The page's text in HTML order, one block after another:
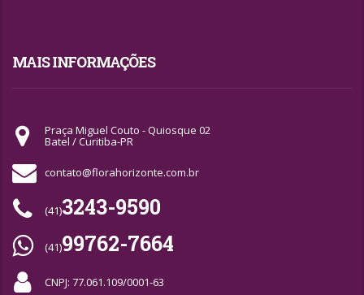
MAIS INFORMAÇÕES
Praça Miguel Couto - Quiosque 02
Batel / Curitiba-PR
contato@florahorizonte.com.br
(41)3243-9590
(41)99762-7664
CNPJ: 77.061.109/0001-63